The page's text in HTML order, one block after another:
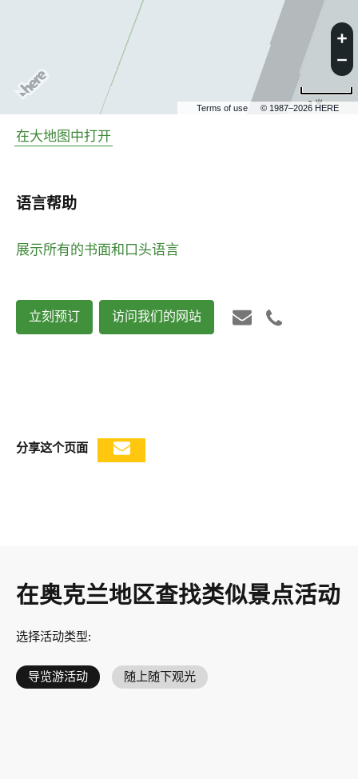
Terms of use © 1987–2026 HERE
2 米
在大地图中打开
语言帮助
展示所有的书面和口头语言
立刻预订 访问我们的网站
分享这个页面
在奥克兰地区查找类似景点活动
选择活动类型:
导览游活动 随上随下观光